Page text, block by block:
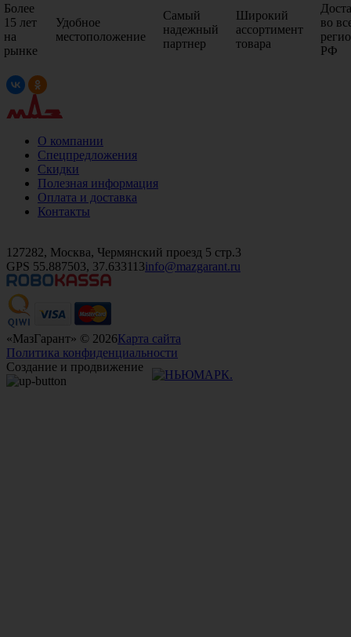
Более
15 лет
на
рынке
Удобное
местоположение
Самый
надежный
партнер
Широкий
ассортимент
товара
во
РФ
О компании
Спецпредложения
Скидки
Полезная информация
Оплата и доставка
Контакты
127282, Москва, Чермянский проезд 5 стр.3
GPS 55.887503, 37.633113info@mazgarant.ru
«МазГарант» © 2026Карта сайта
Политика конфиденциальности
Создание и продвижение